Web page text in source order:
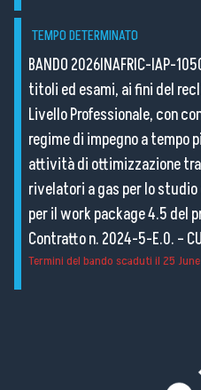
TEMPO DETERMINATO
BANDO 2026INAFRIC-IAP-
titoli ed esami, ai fini del
Livello Professionale, con
regime di impegno a tempo
attività di ottimizzazione
rivelatori a gas per lo
per il work package 4.5 del
Contratto n. 2024-5-E.0. –
Termini del bando scaduti il 25